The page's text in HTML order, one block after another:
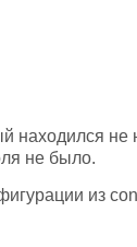
находился не
не было.
из